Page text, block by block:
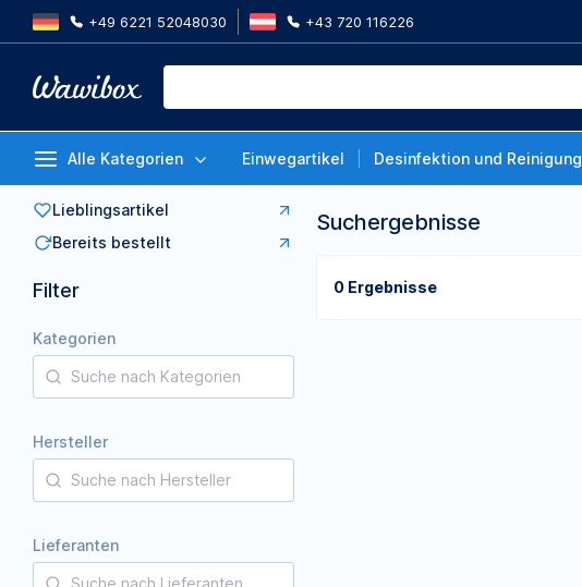
+49 6221 52048030 +43 720 116226
Alle Kategorien Einwegartikel Desinfektion und Reinigung
Lieblingsartikel
Bereits bestellt
Filter
Kategorien
Hersteller
Lieferanten
Suchergebnisse
0 Ergebnisse